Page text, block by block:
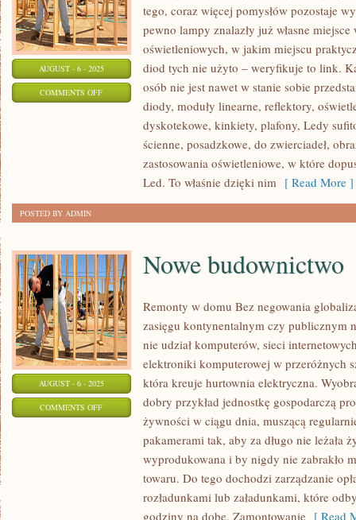
AUGUST - 6 - 2025
COMMENTS OFFON
GENERACJI
tego, coraz więcej pomysłów pozostaje
pewno lampy znalazły już własne
oświetleniowych, w jakim miejscu
diod tych nie użyto – weryfikuje to link.
osób nie jest nawet w stanie sobie
diody, moduły linearne, reflektory,
dyskotekowe, kinkiety, plafony, Ledy
ścienne, posadzkowe, do zwierciadeł,
zastosowania oświetleniowe, w które
Led. To właśnie dzięki nim [ Read More ]
POSTED BY ADMIN
AUGUST - 6 - 2025
COMMENTS OFFON
BUDOWNICTWO
Nowe budownictwo
Remonty w domu Bez negowania
zasięgu kontynentalnym czy publicznym
nie udział komputerów, sieci
elektroniki komputerowej w przeróżnych
która kreuje hurtownia elektryczna.
dobry przykład jednostkę gospodarczą
żywności w ciągu dnia, muszącą
pakamerami tak, aby za długo nie leżała
wyprodukowana i by nigdy nie zabrakło
towaru. Do tego dochodzi zarządzanie
rozładunkami lub załadunkami, które
godziny na dobę. Zamontowanie [ Read